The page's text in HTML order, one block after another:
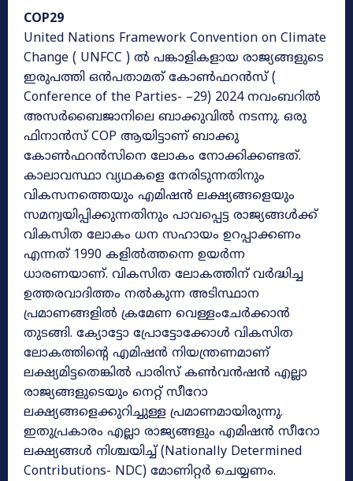
COP29
United Nations Framework Convention on Climate
Change ( UNFCC ) ൽ പങ്കാളികളായ രാജ്യങ്ങളുടെ
ഇരുപത്തി ഒൻപതാമത് കോൺഫറൻസ് (
Conference of the Parties- –29) 2024 നവംബറിൽ
അസർബൈജാനിലെ ബാക്കുവിൽ നടന്നു. ഒരു
ഫിനാൻസ് COP ആയിട്ടാണ് ബാക്കു
കോൺഫറൻസിനെ ലോകം നോക്കിക്കണ്ടത്.
കാലാവസ്ഥാ വ്യഥകളെ നേരിടുന്നതിനും
വികസനത്തെയും എമിഷൻ ലക്ഷ്യങ്ങളെയും
സമന്വയിപ്പിക്കുന്നതിനും പാവപ്പെട്ട രാജ്യങ്ങൾക്ക്
വികസിത ലോകം ധന സഹായം ഉറപ്പാക്കണം
എന്നത് 1990 കളിൽത്തന്നെ ഉയർന്ന
ധാരണയാണ്. വികസിത ലോകത്തിന് വർദ്ധിച്ച
ഉത്തരവാദിത്തം നൽകുന്ന അടിസ്ഥാന
പ്രമാണങ്ങളിൽ ക്രമേണ വെള്ളംചേർക്കാൻ
തുടങ്ങി. ക്യോട്ടോ പ്രോട്ടോക്കോൾ വികസിത
ലോകത്തിന്റെ എമിഷൻ നിയന്ത്രണമാണ്
ലക്ഷ്യമിട്ടതെങ്കിൽ പാരിസ് കൺവൻഷൻ എല്ലാ
രാജ്യങ്ങളുടെയും നെറ്റ് സീറോ
ലക്ഷ്യങ്ങളെക്കുറിച്ചുള്ള പ്രമാണമായിരുന്നു.
ഇതുപ്രകാരം എല്ലാ രാജ്യങ്ങളും എമിഷൻ സീറോ
ലക്ഷ്യങ്ങൾ നിശ്ചയിച്ച് (Nationally Determined
Contributions- NDC) മോണിറ്റർ ചെയ്യണം.